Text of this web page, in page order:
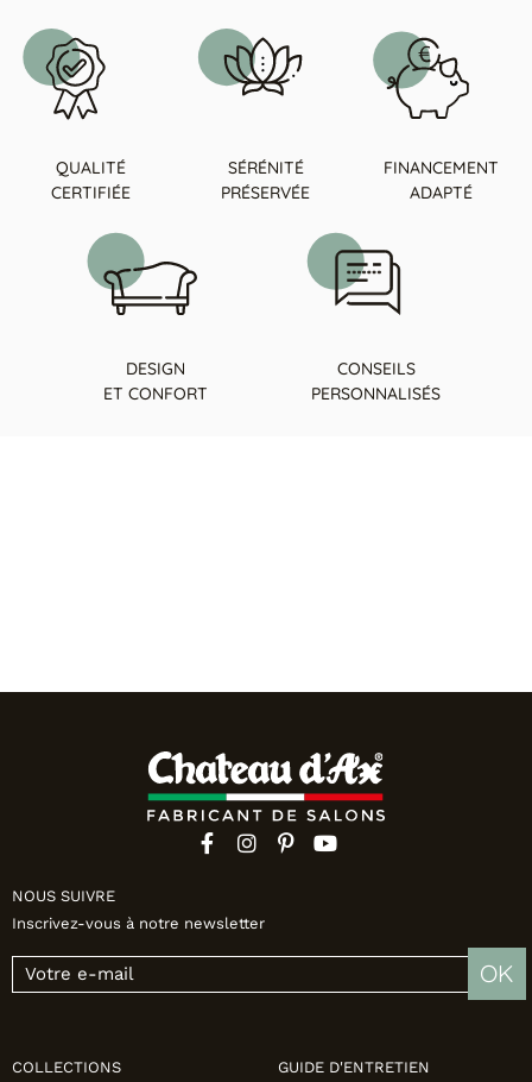
QUALITÉ
CERTIFIÉE
SÉRÉNITÉ
PRÉSERVÉE
FINANCEMENT
ADAPTÉ
DESIGN
ET CONFORT
CONSEILS
PERSONNALISÉS
NOUS SUIVRE
Inscrivez-vous à notre newsletter
OK
COLLECTIONS
GUIDE D'ENTRETIEN